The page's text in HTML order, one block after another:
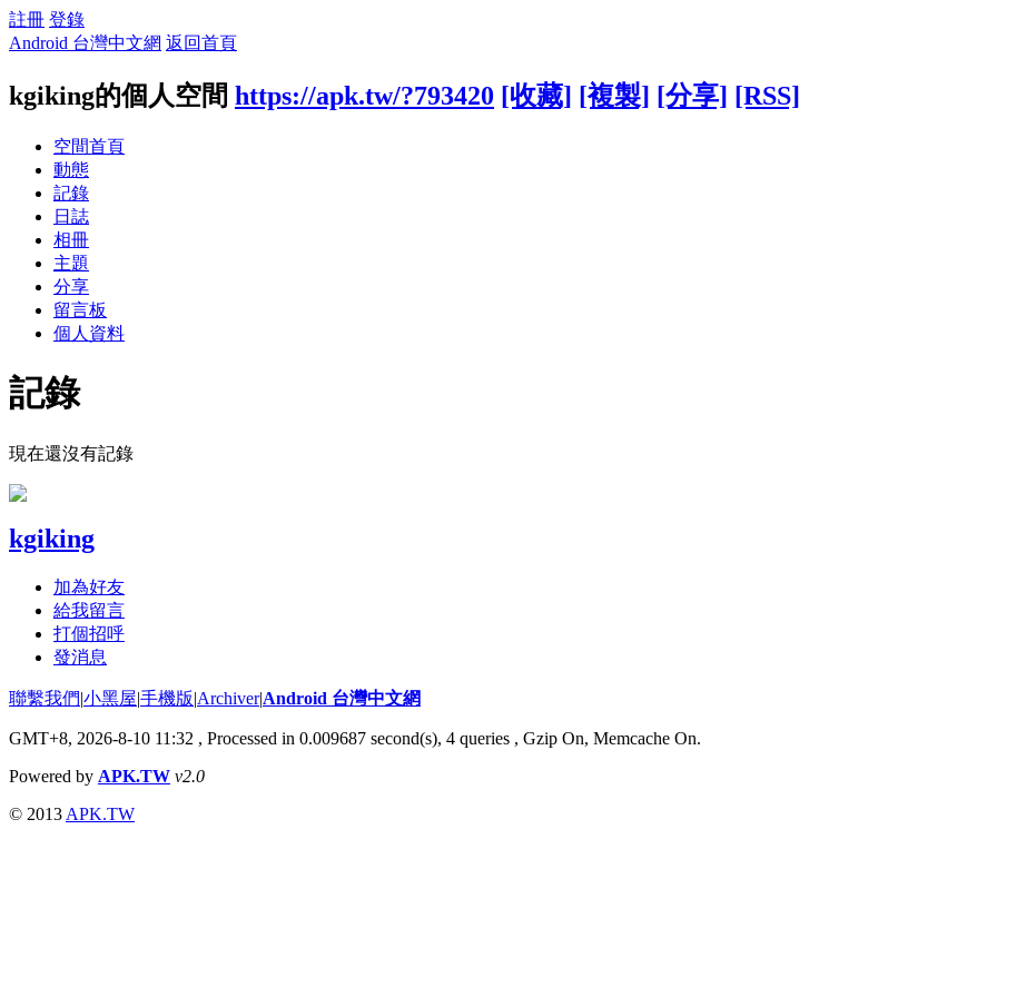
註冊 登錄
Android 台灣中文網 返回首頁
kgiking的個人空間 https://apk.tw/?793420 [收藏] [複製] [分享] [RSS]
空間首頁
動態
記錄
日誌
相冊
主題
分享
留言板
個人資料
記錄
現在還沒有記錄
kgiking
加為好友
給我留言
打個招呼
發消息
聯繫我們|小黑屋|手機版|Archiver|Android 台灣中文網
GMT+8, 2026-8-10 11:32 , Processed in 0.009687 second(s), 4 queries , Gzip On, Memcache On.
Powered by APK.TW v2.0
© 2013 APK.TW